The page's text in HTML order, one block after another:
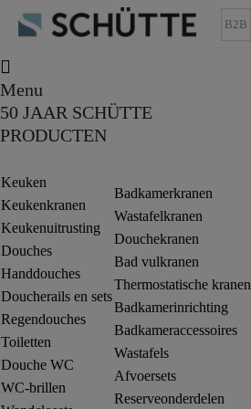
B2B
Menu
50 JAAR SCHÜTTE
PRODUCTEN
Keuken
Keukenkranen
Keukenuitrusting
Douches
Handdouches
Doucherails en sets
Regendouches
Toiletten
Douche WC
WC-brillen
Badkamerkranen
Wastafelkranen
Douchekranen
Bad vulkranen
Thermostatische kranen
Badkamerinrichting
Badkameraccessoires
Wastafels
Afvoersets
Reserveonderdelen